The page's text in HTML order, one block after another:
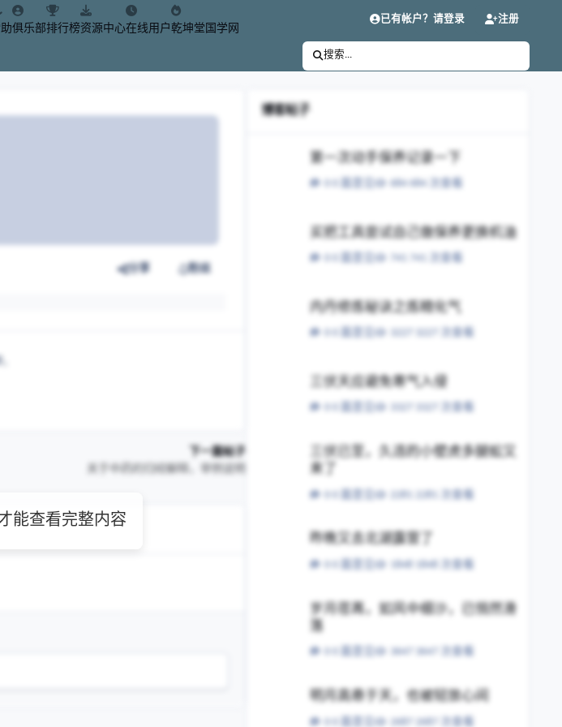
俱乐部排行榜资源中心在线用户乾坤堂国学网
已有帐户？请登录 注册
搜索...
分享 粉丝
下一篇帖子
关于中药的归经解释，举例说明
博客帖子
第一次动手保养记录一下
684 次查看
买把工具尝试自己做保养更换机油
741 次查看
内丹修炼秘诀之炼精化气
3227 次查看
三伏天应避免寒气入侵
3327 次查看
三伏已至，久违的小壁虎多腿蚣又来了
三伏已至，久违的小壁虎多腿蚣又
来了
昨晚又去北湖露营了
岁月荏苒，如风中细沙，已悄然滑落
岁月荏苒，如风中细沙，已悄然滑
落
3647 次查看
明月高悬于天，也被轻放心间
2687 次查看
能查看完整内容